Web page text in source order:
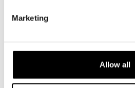
Marketing
Allow all
Press
Register- och dataskyddsbeskrivning